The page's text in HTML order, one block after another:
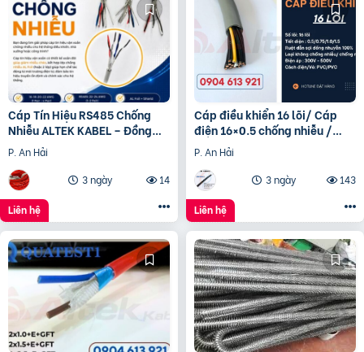
Cáp Tín Hiệu RS485 Chống
Nhiễu ALTEK KABEL – Đồng
Nguyên Chất 100%, Truyền
Tín Hiệu Ổn Định
P. An Hải
3 ngày
14
Liên hệ
Cáp điều khiển 16 lõi/ Cáp
điện 16×0.5 chống nhiễu /
Control Cable SH -500
16×0.75 Altek Kabel
P. An Hải
3 ngày
143
Liên hệ